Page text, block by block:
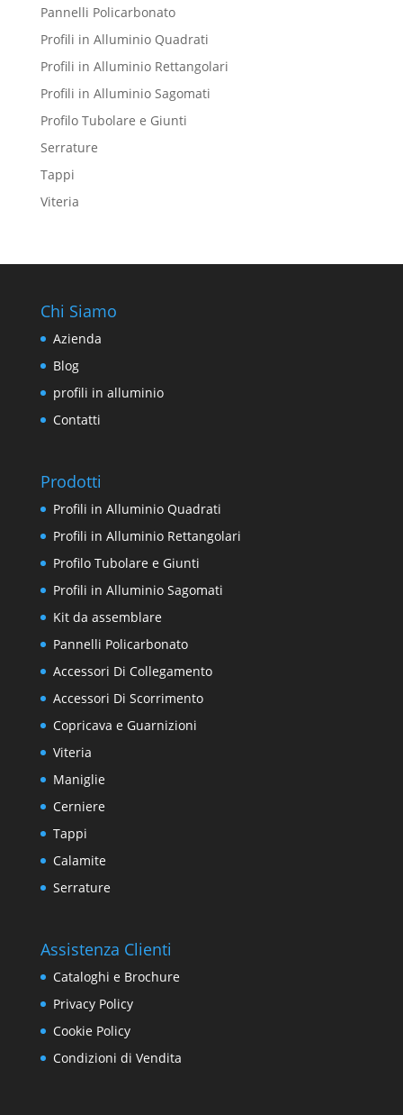
Pannelli Policarbonato
Profili in Alluminio Quadrati
Profili in Alluminio Rettangolari
Profili in Alluminio Sagomati
Profilo Tubolare e Giunti
Serrature
Tappi
Viteria
Chi Siamo
Azienda
Blog
profili in alluminio
Contatti
Prodotti
Profili in Alluminio Quadrati
Profili in Alluminio Rettangolari
Profilo Tubolare e Giunti
Profili in Alluminio Sagomati
Kit da assemblare
Pannelli Policarbonato
Accessori Di Collegamento
Accessori Di Scorrimento
Copricava e Guarnizioni
Viteria
Maniglie
Cerniere
Tappi
Calamite
Serrature
Assistenza Clienti
Cataloghi e Brochure
Privacy Policy
Cookie Policy
Condizioni di Vendita